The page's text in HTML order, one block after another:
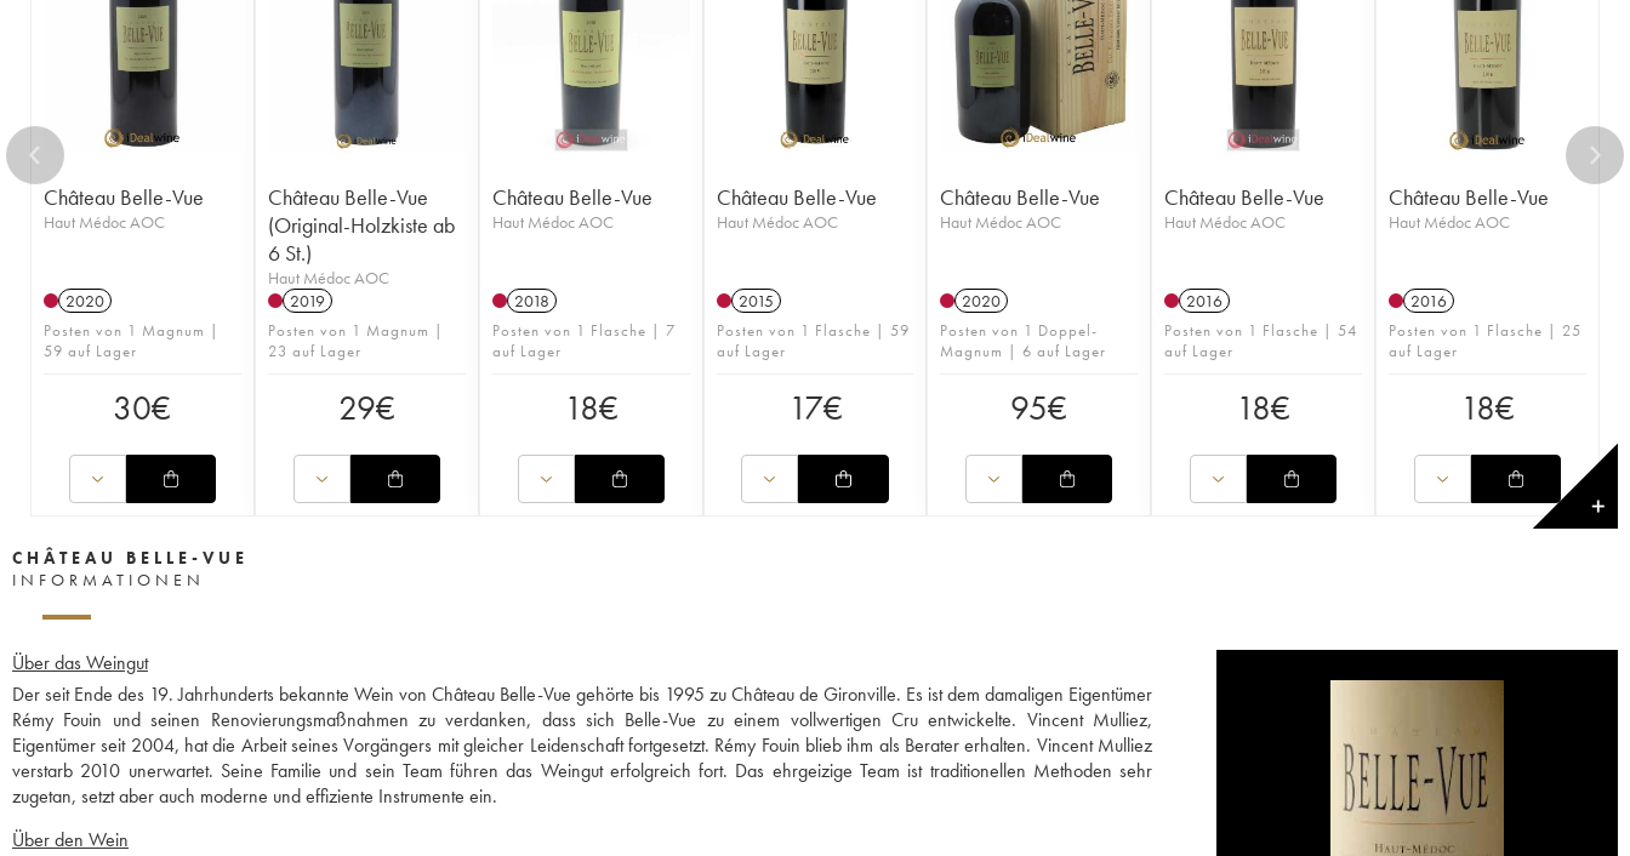
Château Belle-Vue
Haut Médoc AOC
2020
Posten von 1 Magnum |
59 auf Lager
30€
Château Belle-Vue
(Original-Holzkiste ab
6 St.)
Haut Médoc AOC
2019
Posten von 1 Magnum |
23 auf Lager
29€
Château Belle-Vue
Haut Médoc AOC
2018
Posten von 1 Flasche | 7
auf Lager
18€
Château Belle-Vue
Haut Médoc AOC
2015
Posten von 1 Flasche | 59
auf Lager
17€
Château Belle-Vue
Haut Médoc AOC
2020
Posten von 1 Doppel-
Magnum | 6 auf Lager
95€
Château Belle-Vue
Haut Médoc AOC
2016
Posten von 1 Flasche | 54
auf Lager
18€
Château Belle-Vue
Haut Médoc AOC
2016
Posten von 1 Flasche | 25
auf Lager
18€
✕
CHÂTEAU BELLE-VUE
INFORMATIONEN
Über das Weingut
Der seit Ende des 19. Jahrhunderts bekannte Wein von Château Belle-Vue gehörte bis 1995 zu Château de Gironville. Es ist dem damaligen Eigentümer
Rémy Fouin und seinen Renovierungsmaßnahmen zu verdanken, dass sich Belle-Vue zu einem vollwertigen Cru entwickelte. Vincent Mulliez,
Eigentümer seit 2004, hat die Arbeit seines Vorgängers mit gleicher Leidenschaft fortgesetzt. Rémy Fouin blieb ihm als Berater erhalten. Vincent Mulliez
verstarb 2010 unerwartet. Seine Familie und sein Team führen das Weingut erfolgreich fort. Das ehrgeizige Team ist traditionellen Methoden sehr
zugetan, setzt aber auch moderne und effiziente Instrumente ein.
Über den Wein